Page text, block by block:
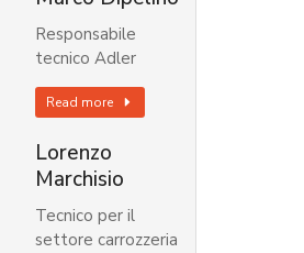
Responsabile
tecnico Adler
Read more
Lorenzo
Marchisio
Tecnico per il
settore carrozzeria